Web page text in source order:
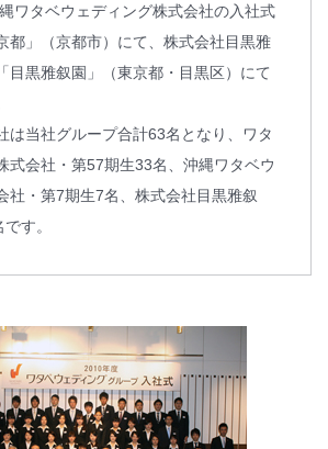
ワタベウェディング株式会社の入社式
都」（京都市）にて、株式会社目黒雅
目黒雅叙園」（東京都・目黒区）にて
当社グループ合計63名となり、ワタ
式会社・第57期生33名、沖縄ワタベウ
社・第7期生7名、株式会社目黒雅叙
す。